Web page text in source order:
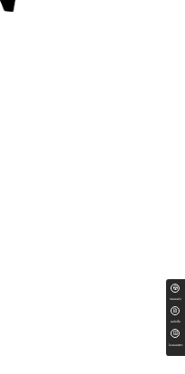
ทดลองขับ
สนใจซื้อ
ใบเสนอราคา